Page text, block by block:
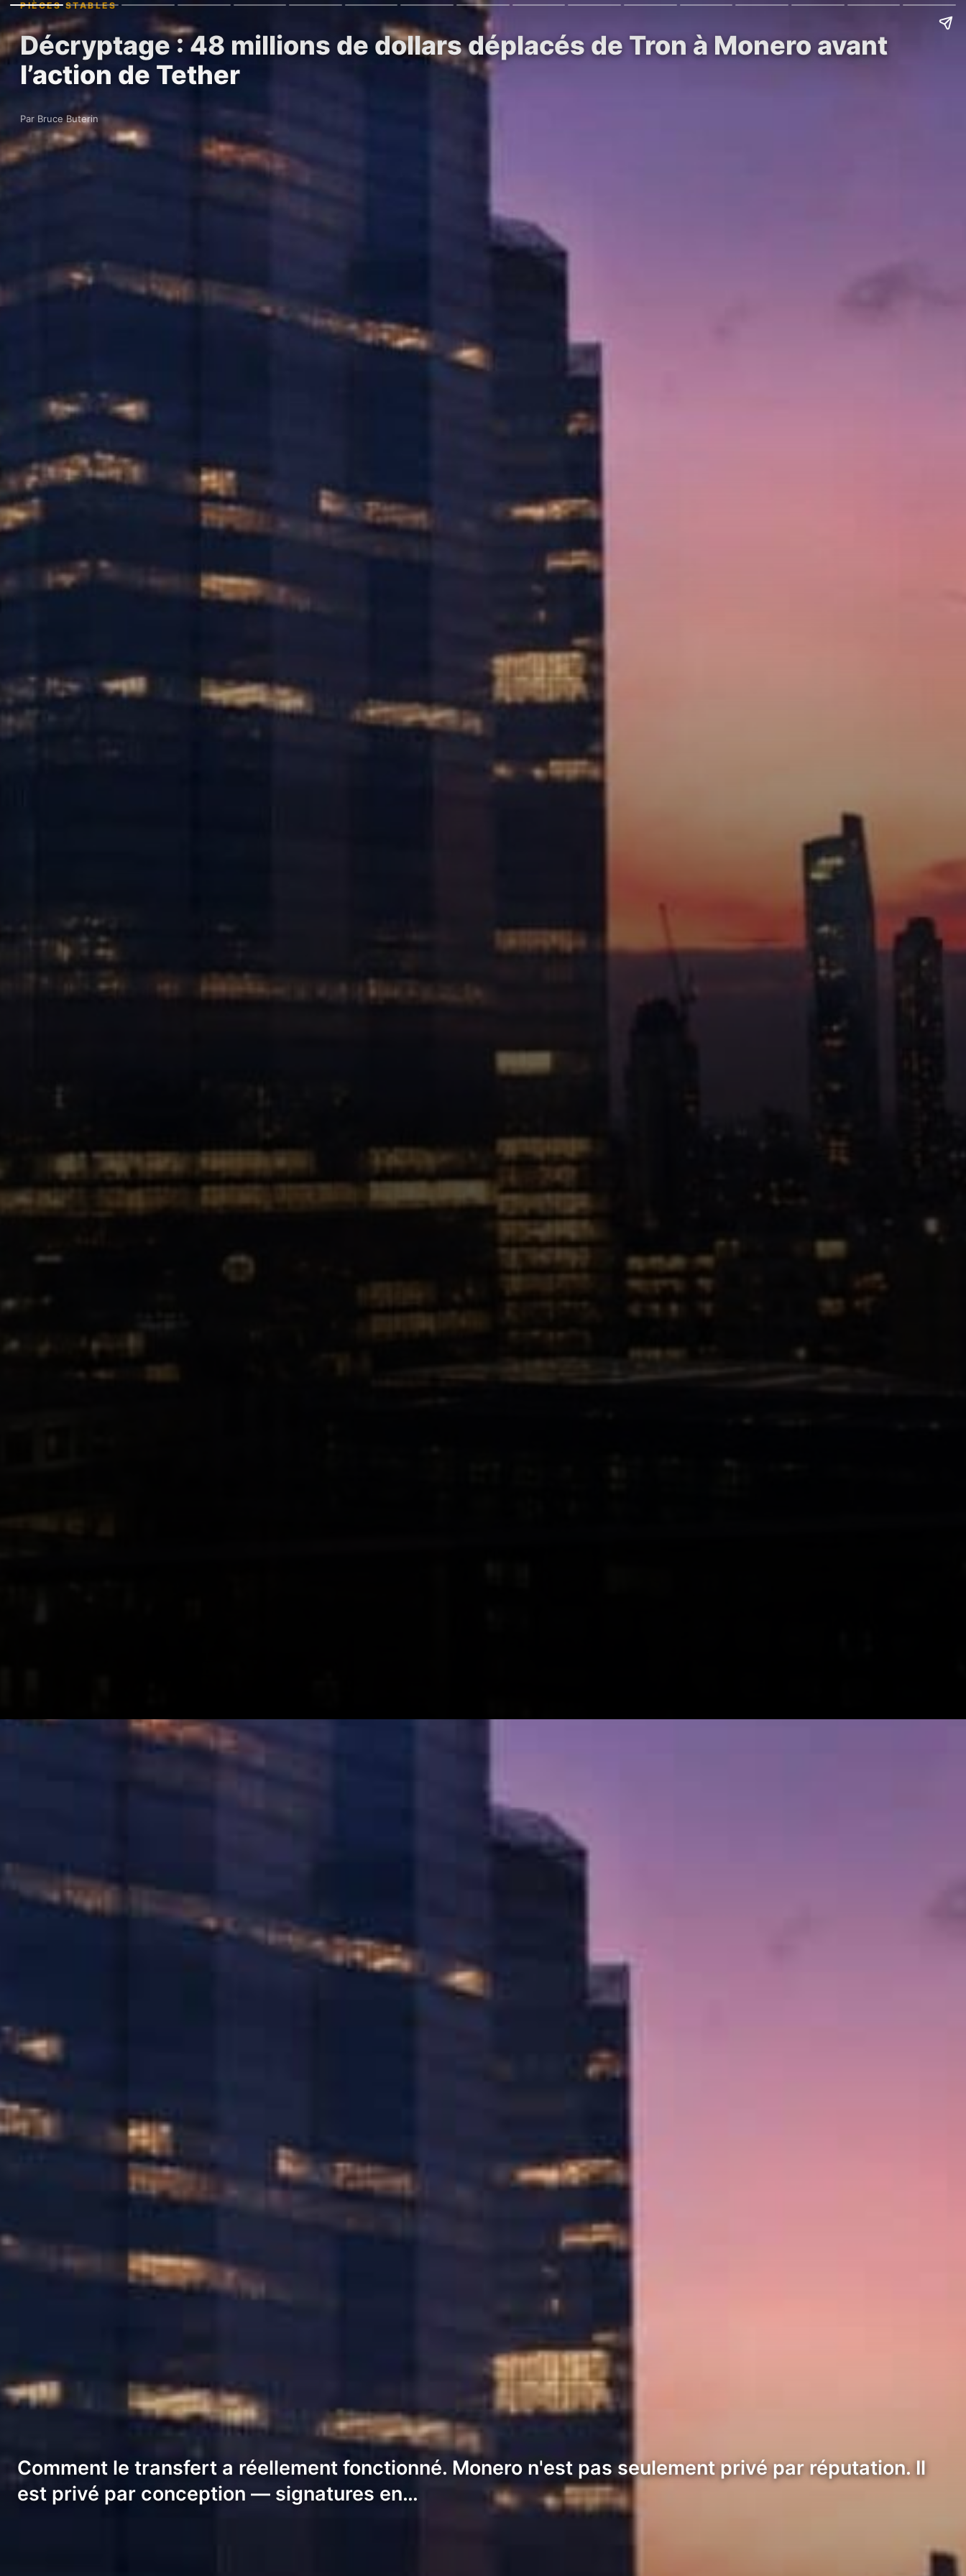
PIÈCES STABLES
Décryptage : 48 millions de dollars déplacés de Tron à Monero avant
l’action de Tether
Par Bruce Buterin
Comment le transfert a réellement fonctionné. Monero n'est pas seulement privé par réputation. Il
est privé par conception — signatures en…